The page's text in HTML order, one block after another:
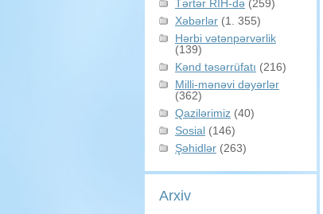
Tərtər RİH-də (259)
Xəbərlər (1. 355)
Hərbi vətənpərvərlik
(139)
Kənd təsərrüfatı (216)
Milli-mənəvi dəyərlər
(362)
Qazilərimiz (40)
Sosial (146)
Şəhidlər (263)
Arxiv